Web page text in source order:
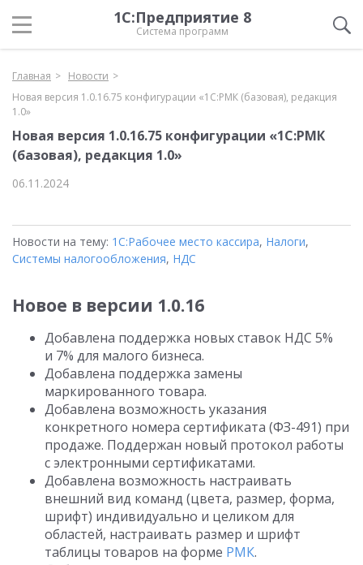
1С:Предприятие 8
Система программ
Главная
Новости
Новая версия 1.0.16.75 конфигурации «1С:РМК (базовая), редакция
1.0»
Новая версия 1.0.16.75 конфигурации «1С:РМК
(базовая), редакция 1.0»
06.11.2024
Новости на тему: 1С:Рабочее место кассира, Налоги,
Системы налогообложения, НДС
Новое в версии 1.0.16
Добавлена поддержка новых ставок НДС 5%
и 7% для малого бизнеса.
Добавлена поддержка замены
маркированного товара.
Добавлена возможность указания
конкретного номера сертификата (ФЗ-491) при
продаже. Поддержан новый протокол работы
с электронными сертификатами.
Добавлена возможность настраивать
внешний вид команд (цвета, размер, форма,
шрифт) индивидуально и целиком для
областей, настраивать размер и шрифт
таблицы товаров на форме РМК.